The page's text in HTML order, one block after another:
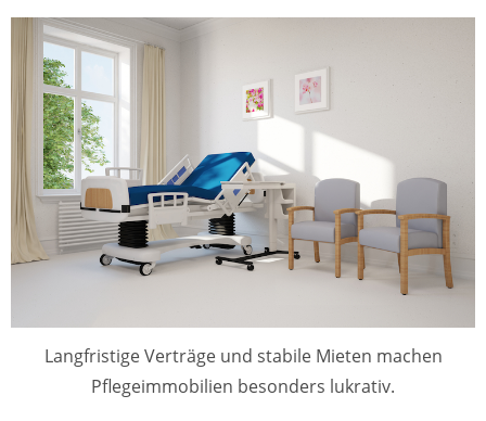
Langfristige Verträge und stabile Mieten machen
Pflegeimmobilien besonders lukrativ.